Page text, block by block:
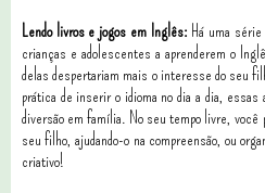
Lendo livros e jogos em Inglês: Há uma
crianças e adolescentes a aprenderem o
delas despertariam mais o interesse do seu
prática de inserir o idioma no dia a dia, essas
diversão em família. No seu tempo livre, você
seu filho, ajudando-o na compreensão, ou
criativo!